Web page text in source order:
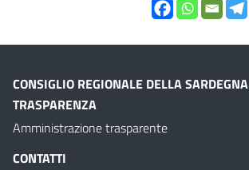
CONSIGLIO REGIONALE DELLA SARDEGNA
TRASPARENZA
Amministrazione trasparente
CONTATTI